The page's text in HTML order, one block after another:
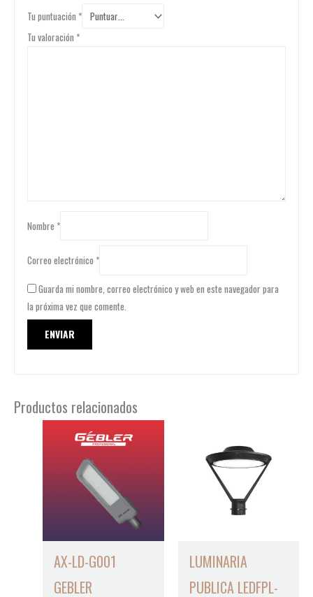
Tu puntuación *
Tu valoración *
Nombre *
Correo electrónico *
Guarda mi nombre, correo electrónico y web en este navegador para
la próxima vez que comente.
Productos relacionados
AX-LD-G001
GEBLER
LUMINARIA
PUBLICA LEDFPL-